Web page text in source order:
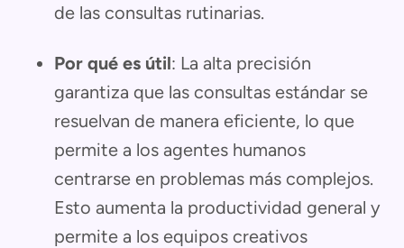
de las consultas rutinarias.
Por qué es útil: La alta precisión
garantiza que las consultas estándar se
resuelvan de manera eficiente, lo que
permite a los agentes humanos
centrarse en problemas más complejos.
Esto aumenta la productividad general y
permite a los equipos creativos